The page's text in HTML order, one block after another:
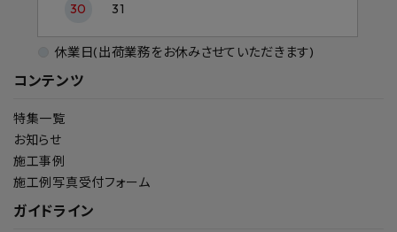
コンテンツ
特集一覧
お知らせ
施工事例
施工例写真受付フォーム
ガイドライン
30 31
休業日(出荷業務をお休みさせていただきます)